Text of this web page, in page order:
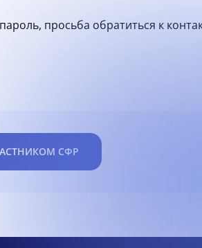
просьба обратиться к
СФР